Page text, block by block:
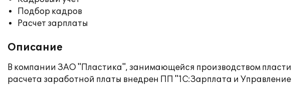
Подбор кадров
Расчет зарплаты
Описание
В компании ЗАО "Пластика", занимающейся производством
расчета заработной платы внедрен ПП "1С:Зарплата и